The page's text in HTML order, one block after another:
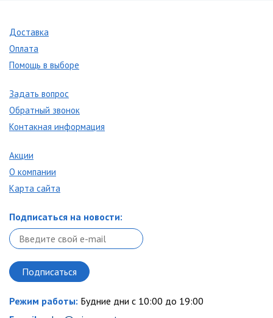
Доставка
Оплата
Помощь в выборе
Задать вопрос
Обратный звонок
Контакная информация
Акции
О компании
Карта сайта
Подписаться на новости:
Режим работы: Будние дни с 10:00 до 19:00